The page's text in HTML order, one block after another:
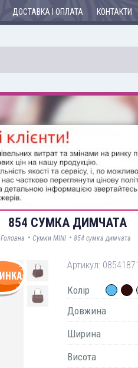
ДОСТАВКА І ОПЛАТА КОНТАКТИ
854 СУМКА ДИМЧАТА
Головна • Сумки MINI • 854 сумка димчата
Артикул:
Колір
Довжина
Ширина
Висота